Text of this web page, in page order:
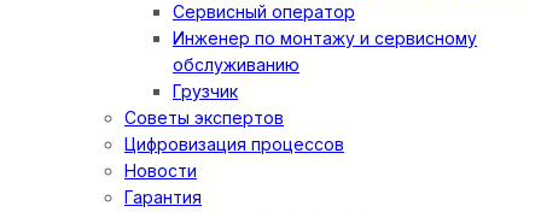
Сервисный оператор
Инженер по монтажу и сервисному
обслуживанию
Грузчик
Советы экспертов
Цифровизация процессов
Новости
Гарантия